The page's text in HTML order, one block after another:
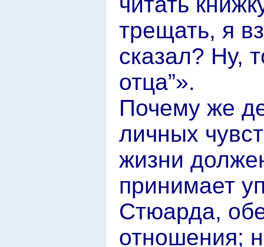
трещать, я
сказал? Ну,
отца”».
Почему же
личных
жизни
принимает
Стюарда,
отношения;